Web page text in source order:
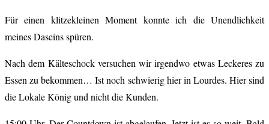
Für einen klitzekleinen Moment konnte ich die Unendlichkeit
meines Daseins spüren.
Nach dem Kälteschock versuchen wir irgendwo etwas Leckeres zu
Essen zu bekommen… Ist noch schwierig hier in Lourdes. Hier sind
die Lokale König und nicht die Kunden.